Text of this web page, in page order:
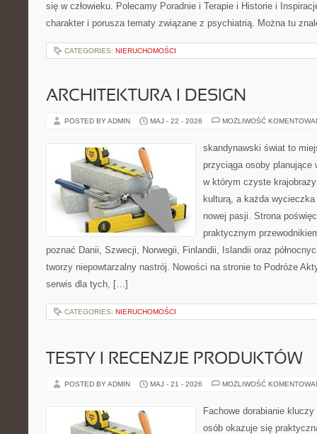
się w człowieku. Polecamy Poradnie i Terapie i Historie i
charakter i porusza tematy związane z psychiatrią. Można tu
CATEGORIES: NIERUCHOMOŚCI
ARCHITEKTURA I DESIGN
POSTED BY ADMIN MAJ - 22 - 2026 MOŻLIWOŚĆ
skandynawski świat to
przyciąga osoby planujące
w którym czyste
kulturą, a każda
nowej pasji. Strona
praktycznym
poznać Danii, Szwecji, Norwegii, Finlandii, Islandii oraz
tworzy niepowtarzalny nastrój. Nowości na stronie to Podróże
serwis dla tych, […]
CATEGORIES: NIERUCHOMOŚCI
TESTY I RECENZJE PRODUKTÓW
POSTED BY ADMIN MAJ - 21 - 2026 MOŻLIWOŚĆ
Fachowe dorabianie
osób okazuje się